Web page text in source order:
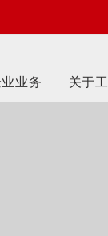
业务 关于